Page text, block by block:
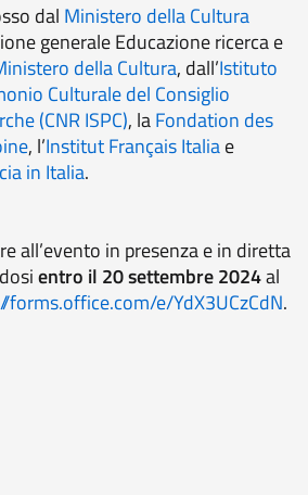
dal Ministero della Cultura
generale Educazione ricerca e
della Cultura, dall’Istituto
Culturale del Consiglio
(CNR ISPC), laFondation des
, l’Institut Français Italiae
in Italia.
all’evento in presenza e in diretta
entro il 20 settembre 2024al
forms.office.com/e/YdX3UCzCdN.